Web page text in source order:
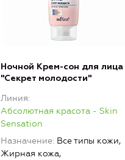
Ночной Крем-сон для лица
"Секрет молодости"
Линия
Абсолютная красота - Skin
Sensation
Назначение Все типы кожи,
Жирная кожа,